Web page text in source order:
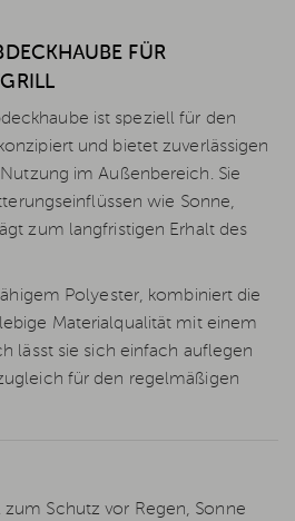
FÜR
ist speziell für den
und bietet zuverlässigen
im Außenbereich. Sie
wie Sonne,
zum langfristigen Erhalt des
Polyester, kombiniert die
Materialqualität mit einem
lässt sie sich einfach auflegen
für den regelmäßigen
Schutz vor Regen, Sonne